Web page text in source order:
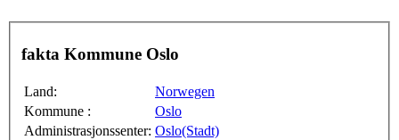
fakta Kommune Oslo
Land:
Norwegen
Kommune :
Oslo
Administrasjonssenter: Oslo(Stadt)